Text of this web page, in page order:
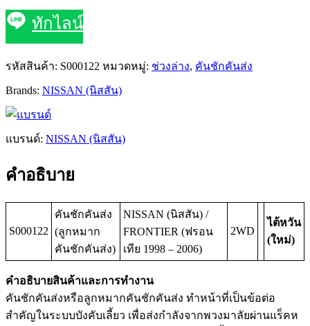
ทักไลน์
รหัสสินค้า: S000122 หมวดหมู่: ช่วงล่าง, คันชักคันส่ง
Brands: NISSAN (นิสสัน)
แบรนด์: NISSAN (นิสสัน)
คำอธิบาย
S000122
คันชักคันส่ง
(ลูกหมาก
คันชักคันส่ง)
NISSAN (นิสสัน) /
FRONTIER (ฟรอน
เทีย 1998 – 2006)
2WD
ไต้หวัน
(ใหม่)
คำอธิบายสินค้าและการทำงาน
คันชักคันส่งหรือลูกหมากคันชักคันส่ง ทำหน้าที่เป็นข้อต่อ
สำคัญในระบบบังคับเลี้ยว เพื่อส่งกำลังจากพวงมาลัยผ่านแร็คห